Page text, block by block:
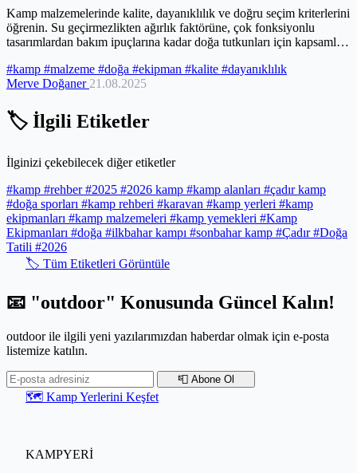
Kamp malzemelerinde kalite, dayanıklılık ve doğru seçim kriterlerini
öğrenin. Su geçirmezlikten ağırlık faktörüne, çok fonksiyonlu
tasarımlardan bakım ipuçlarına kadar doğa tutkunları için kapsamlı
#kamp #malzeme #doğa #ekipman #kalite #dayanıklılık
Merve Doğaner 21.08.2025
🏷️ İlgili Etiketler
İlginizi çekebilecek diğer etiketler
#kamp #rehber#2025 #2026 kamp #kamp alanları #çadır kamp
#doğa sporları #kamp rehberi #karavan #kamp yerleri #kamp
ekipmanları #kamp malzemeleri #kamp yemekleri #Kamp
Ekipmanları #doğa #ilkbahar kampı #sonbahar kamp #Çadır#Doğa
Tatili #2026
🏷️ Tüm Etiketleri Görüntüle
📧 "outdoor" Konusunda Güncel Kalın!
outdoor ile ilgili yeni yazılarımızdan haberdar olmak için e-posta
listemize katılın.
📮 Abone Ol
🗺️ Kamp Yerlerini Keşfet
KAMPYERİ